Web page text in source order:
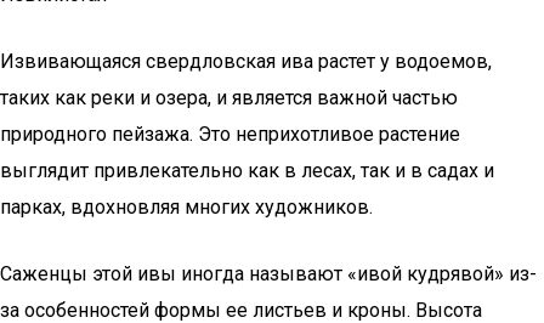
Извивающаяся свердловская ива растет у водоемов,
таких как реки и озера, и является важной частью
природного пейзажа. Это неприхотливое растение
выглядит привлекательно как в лесах, так и в садах и
парках, вдохновляя многих художников.
Саженцы этой ивы иногда называют «ивой кудрявой» из-
за особенностей формы ее листьев и кроны. Высота